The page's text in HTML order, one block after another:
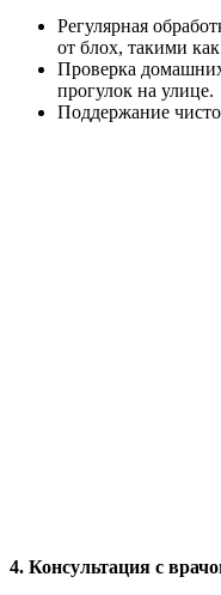
Регулярная
от блох, такими
Проверка
прогулок на улице.
Поддержание
4. Консультация с